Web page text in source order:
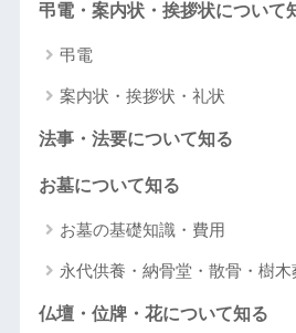
弔電・案内状・挨拶状について
弔電
案内状・挨拶状・礼状
法事・法要について知る
お墓について知る
お墓の基礎知識・費用
永代供養・納骨堂・散骨・樹木
仏壇・位牌・花について知る